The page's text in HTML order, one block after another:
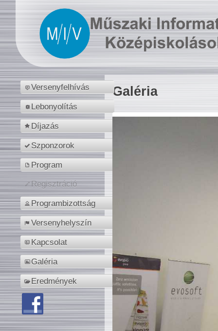
Versenyfelhívás
Lebonyolítás
Díjazás
Szponzorok
Program
Regisztráció
Programbizottság
Versenyhelyszín
Kapcsolat
Galéria
Eredmények
Galéria